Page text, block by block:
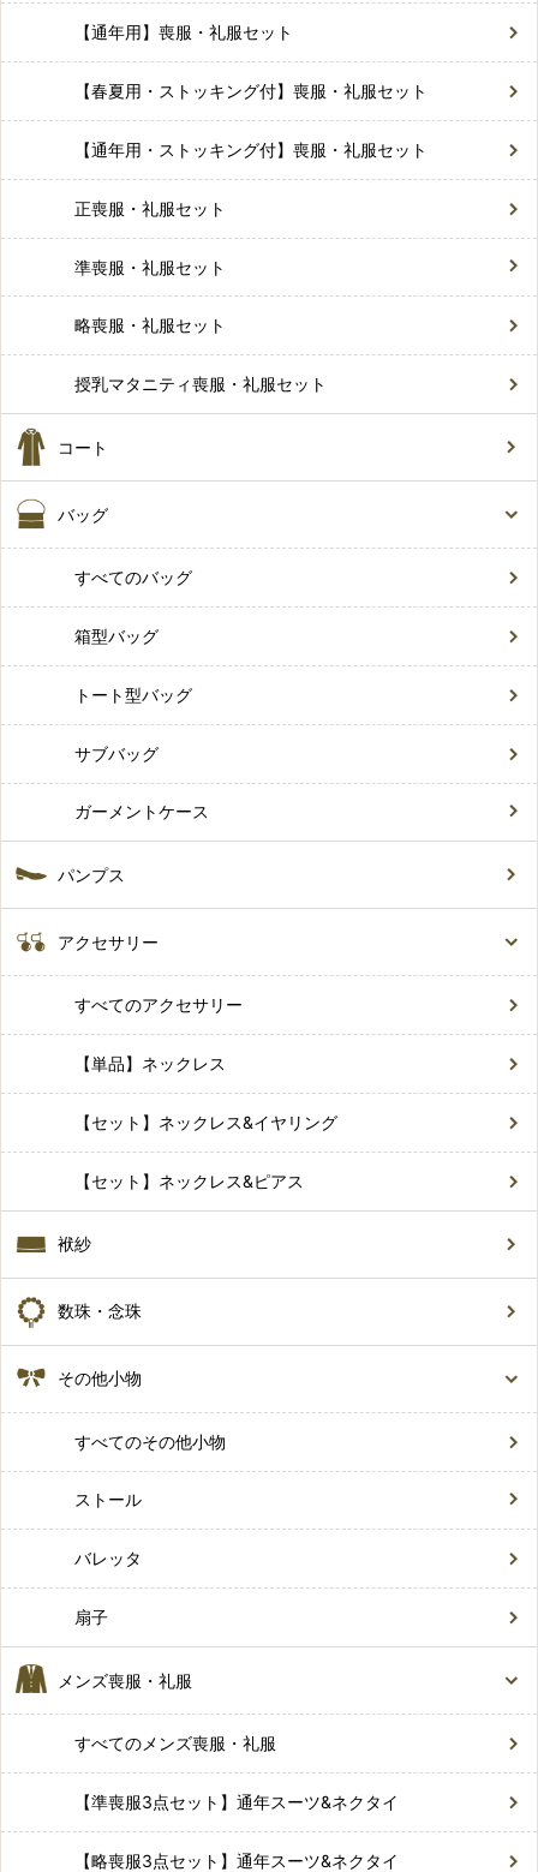
【通年用】喪服・礼服セット
【春夏用・ストッキング付】喪服・礼服セット
【通年用・ストッキング付】喪服・礼服セット
正喪服・礼服セット
準喪服・礼服セット
略喪服・礼服セット
授乳マタニティ喪服・礼服セット
コート
バッグ
すべてのバッグ
箱型バッグ
トート型バッグ
サブバッグ
ガーメントケース
パンプス
アクセサリー
すべてのアクセサリー
【単品】ネックレス
【セット】ネックレス&イヤリング
【セット】ネックレス&ピアス
袱紗
数珠・念珠
その他小物
すべてのその他小物
ストール
バレッタ
扇子
メンズ喪服・礼服
すべてのメンズ喪服・礼服
【準喪服3点セット】通年スーツ&ネクタイ
【略喪服3点セット】通年スーツ&ネクタイ